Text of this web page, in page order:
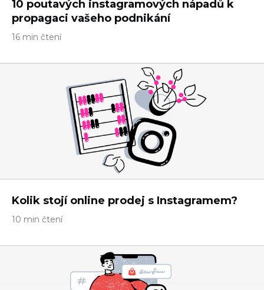
10 poutavých instagramových nápadů k
propagaci vašeho podnikání
16 min čtení
Kolik stojí online prodej s Instagramem?
10 min čtení